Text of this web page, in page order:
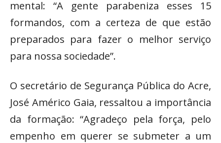
mental: “A gente parabeniza esses 15
formandos, com a certeza de que estão
preparados para fazer o melhor serviço
para nossa sociedade”.
O secretário de Segurança Pública do Acre,
José Américo Gaia, ressaltou a importância
da formação: “Agradeço pela força, pelo
empenho em querer se submeter a um